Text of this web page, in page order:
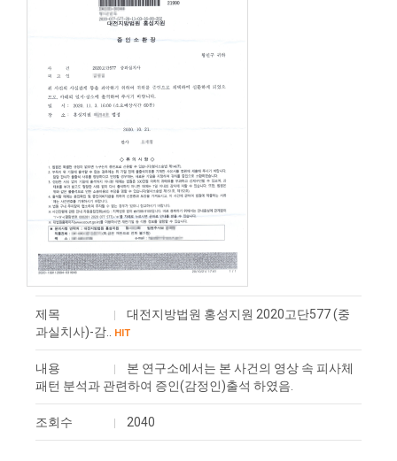
제목
대전지방법원 홍성지원 2020고단577 (중
과실치사)-감..
HIT
내용
본 연구소에서는 본 사건의 영상 속 피사체
패턴 분석과 관련하여 ​증인(감정인)출석 하였음.
조회수 2040